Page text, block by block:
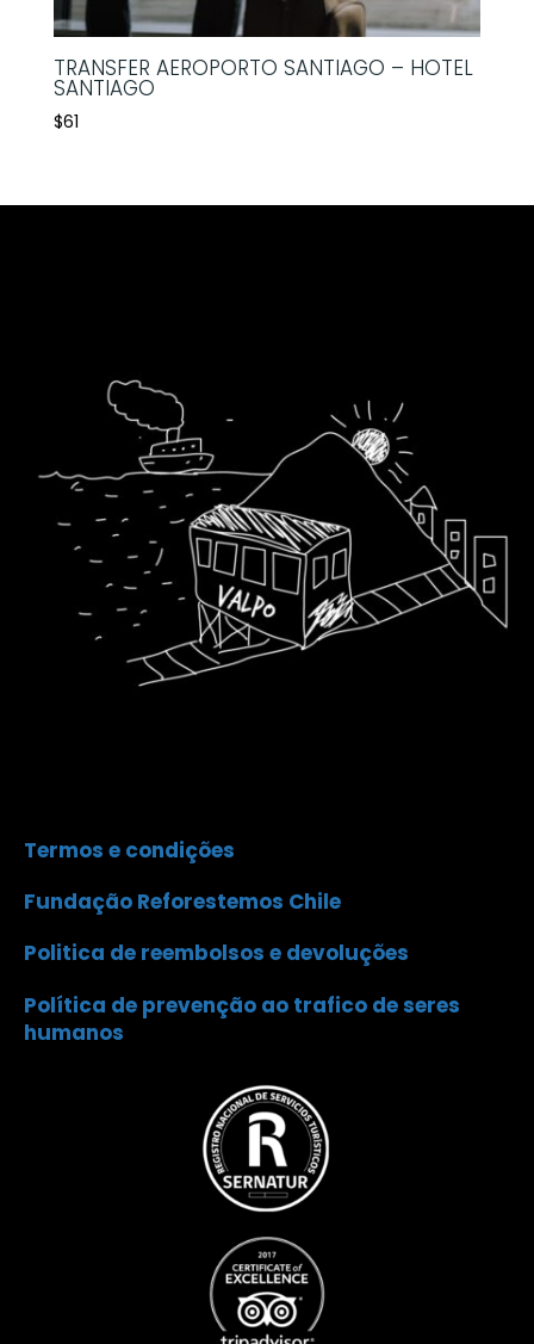
TRANSFER AEROPORTO SANTIAGO – HOTEL
SANTIAGO
$61
Termos e condições
Fundação Reforestemos Chile
Politica de reembolsos e devoluções
Política de prevenção ao trafico de seres
humanos